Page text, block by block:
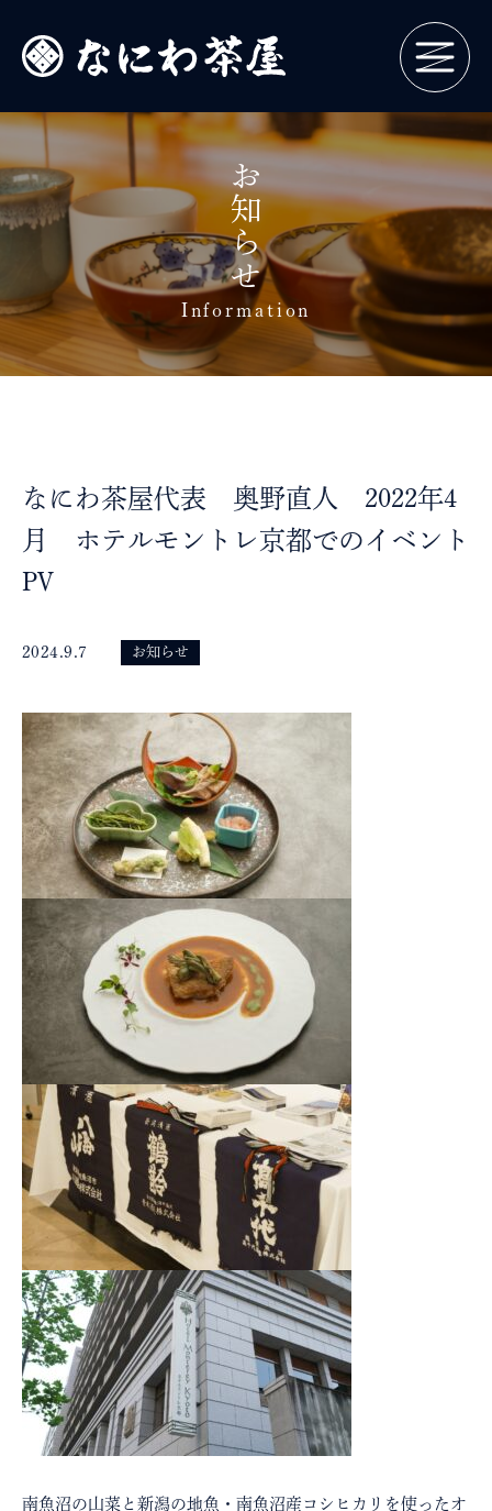
お知らせ
Information
なにわ茶屋代表 奥野直人 2022年4
月 ホテルモントレ京都でのイベント
PV
2024.9.7 お知らせ
南魚沼の山菜と新潟の地魚・南魚沼産コシヒカリを使ったオ